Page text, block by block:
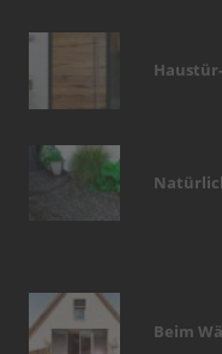
Beim